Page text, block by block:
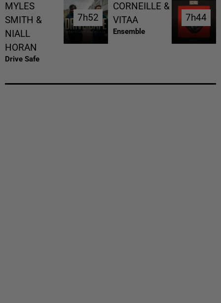
MYLES
SMITH &
NIALL
HORAN
Drive Safe
7h52
7h52
CORNEILLE &
VITAA
Ensemble
7h44
7h44